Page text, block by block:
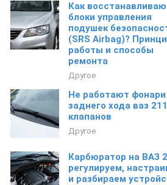
Как
блоки управления
подушек
(SRS Airbag)?
работы и способы
ремонта
Другое
Не работают фонари
заднего хода ваз
клапанов
Другое
Карбюратор на ВАЗ
регулируем,
и разбираем